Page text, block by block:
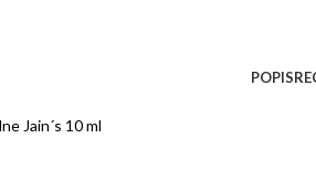
POPIS
Jain´s 10 ml